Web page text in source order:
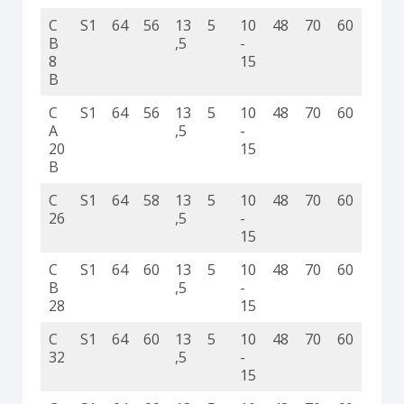
C
B
8
B
S1 64 56
13
,5
5
10
-
15
48 70 60
C
A
20
B
S1 64 56
13
,5
5
10
-
15
48 70 60
C
26
S1 64 58
13
,5
5
10
-
15
48 70 60
C
B
28
S1 64 60
13
,5
5
10
-
15
48 70 60
C
32
S1 64 60
13
,5
5
10
-
15
48 70 60